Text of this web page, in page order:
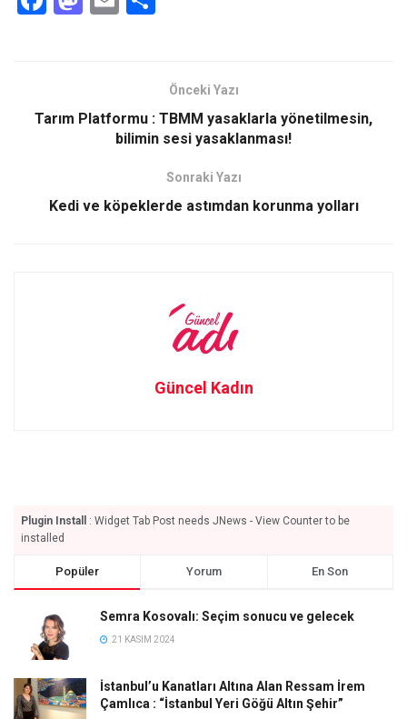
o
d
Önceki Yazı
Tarım Platformu : TBMM yasaklarla yönetilmesin,
bilimin sesi yasaklanması!
Sonraki Yazı
Kedi ve köpeklerde astımdan korunma yolları
Güncel Kadın
Plugin Install
: Widget Tab Post needs JNews - View Counter to be
installed
Popüler Yorum En Son
Semra Kosovalı: Seçim sonucu ve gelecek
21 KASIM 2024
İstanbul’u Kanatları Altına Alan Ressam İrem
Çamlıca : “İstanbul Yeri Göğü Altın Şehir”